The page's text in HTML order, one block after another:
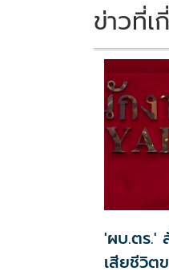
ข่าวที่
'ผบ.ตร.'
เสียชีวิ